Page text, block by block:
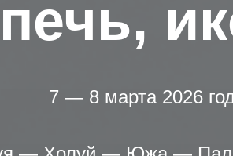
7 — 8 марта 2026